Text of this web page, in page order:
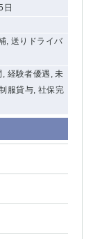
日
, 送りドライバ
経験者優遇, 未
服貸与, 社保完
リア
③新宿三丁目 ④西